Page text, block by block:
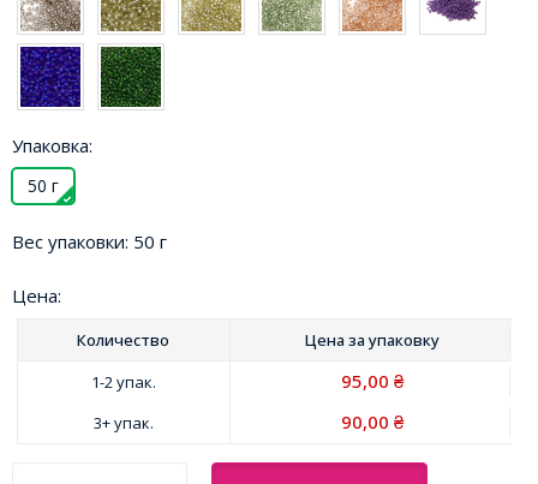
Упаковка:
50 г
Вес упаковки: 50 г
Цена:
Количество Цена за упаковку
1-2 упак.
95,00 ₴
3+ упак. 90,00 ₴